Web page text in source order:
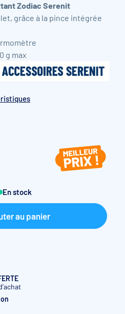
Zodiac Serenit
grâce à la pince intégrée
g max
En stock
au panier